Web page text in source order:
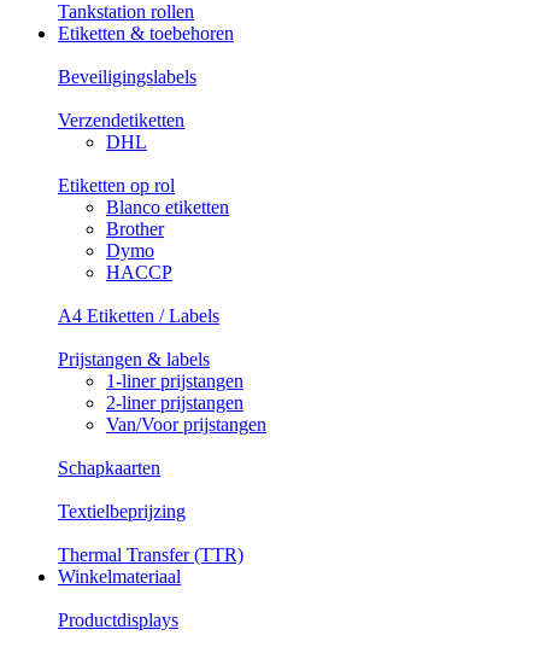
Tankstation rollen
Etiketten & toebehoren
Beveiligingslabels
Verzendetiketten
DHL
Etiketten op rol
Blanco etiketten
Brother
Dymo
HACCP
A4 Etiketten / Labels
Prijstangen & labels
1-liner prijstangen
2-liner prijstangen
Van/Voor prijstangen
Schapkaarten
Textielbeprijzing
Thermal Transfer (TTR)
Winkelmateriaal
Productdisplays